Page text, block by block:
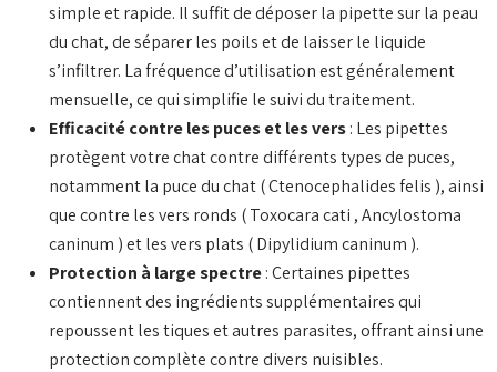
simple et rapide. Il suffit de déposer la pipette sur la peau
du chat, de séparer les poils et de laisser le liquide
s’infiltrer. La fréquence d’utilisation est généralement
mensuelle, ce qui simplifie le suivi du traitement.
Efficacité contre les puces et les vers: Les pipettes
protègent votre chat contre différents types de puces,
notamment la puce du chat (Ctenocephalides felis ), ainsi
que contre les vers ronds (Toxocara cati ,Ancylostoma
caninum ) et les vers plats (Dipylidium caninum ).
Protection à large spectre: Certaines pipettes
contiennent des ingrédients supplémentaires qui
repoussent les tiques et autres parasites, offrant ainsi une
protection complète contre divers nuisibles.